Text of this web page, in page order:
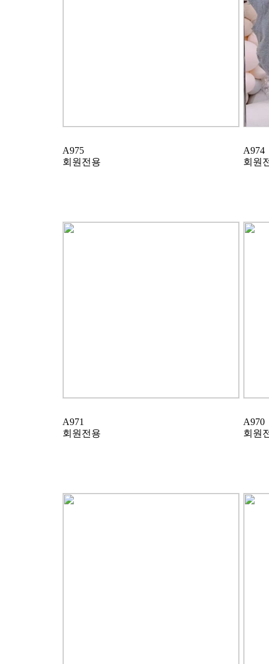
A975
회원전용
A974
회원
A971
회원전용
A970
회원